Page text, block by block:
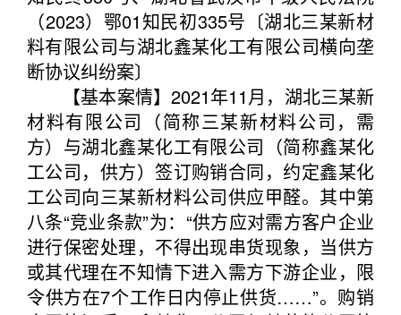
（2023）鄂01知民初335号〔湖北三某新材
料有限公司与湖北鑫某化工有限公司横向垄
断协议纠纷案〕
【基本案情】2021年11月，湖北三某新
材料有限公司（简称三某新材料公司，需
方）与湖北鑫某化工有限公司（简称鑫某化
工公司，供方）签订购销合同，约定鑫某化
工公司向三某新材料公司供应甲醛。其中第
八条“竞业条款”为：“供方应对需方客户企业
进行保密处理，不得出现串货现象，当供方
或其代理在不知情下进入需方下游企业，限
令供方在7个工作日内停止供货……”。购销